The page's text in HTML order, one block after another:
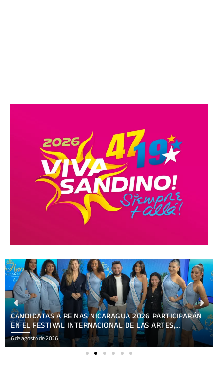
CANDIDATAS A REINAS NICARAGUA 2026 PARTICIPARÁN
EN EL FESTIVAL INTERNACIONAL DE LAS ARTES,
CULTURA Y GASTRONOMÍA
6 de agosto de 2026